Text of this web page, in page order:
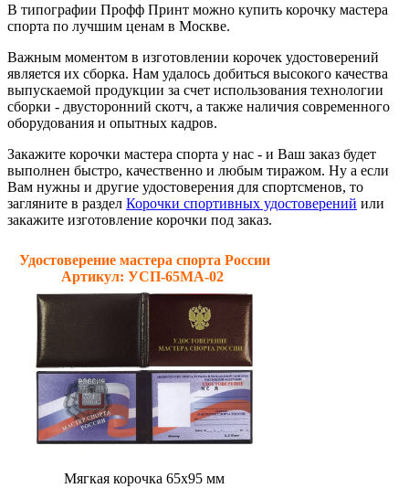
В типографии Профф Принт можно купить корочку мастера
спорта по лучшим ценам в Москве.
Важным моментом в изготовлении корочек удостоверений
является их сборка. Нам удалось добиться высокого качества
выпускаемой продукции за счет использования технологии
сборки - двусторонний скотч, а также наличия современного
оборудования и опытных кадров.
Закажите корочки мастера спорта у нас - и Ваш заказ будет
выполнен быстро, качественно и любым тиражом. Ну а если
Вам нужны и другие удостоверения для спортсменов, то
загляните в раздел Корочки спортивных удостоверений или
закажите изготовление корочки под заказ.
Удостоверение мастера спорта России
Артикул: УСП-65МА-02
Мягкая корочка 65х95 мм